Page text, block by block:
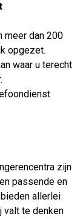
meer dan 200
opgezet.
waar u terecht
zijn
passende en
allerlei
valt te denken